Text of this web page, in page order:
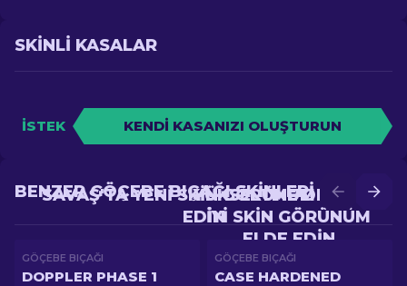
SKINLI KASALAR
İSTEK KENDI KASANIZI OLUŞTURUN
YÜKSELTME'DE DAHA
IYI SKIN GÖRÜNÜM
ELDE EDIN
SAVAŞ'TA YENI SKIN GÖRÜNÜM ELDE
EDIN
BENZER GÖÇEBE BIÇAĞI SKINLERI
GÖÇEBE BIÇAĞI
DOPPLER PHASE 1
GÖÇEBE BIÇAĞI
CASE HARDENED